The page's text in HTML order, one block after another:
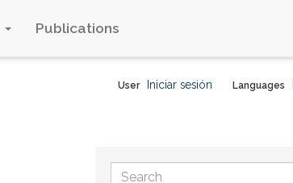
Publications
Languages
User Iniciar sesión
Search